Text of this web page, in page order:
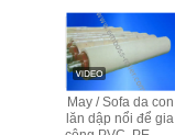
May / Sofa da con
lăn dập nổi để gia